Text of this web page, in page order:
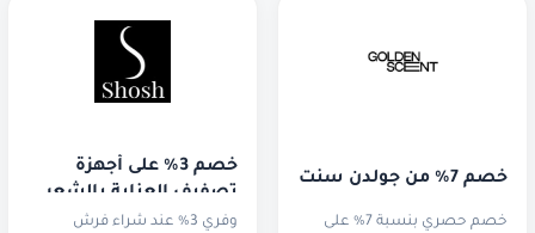
خصم 7% من جولدن سنت
خصم حصري بنسبة 7% على
خصم 3% على أجهزة
تصفيف العناية بالشعر
وفري 3% عند شراء فرش